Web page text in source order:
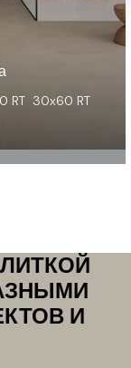
RT 30x60 RT
И